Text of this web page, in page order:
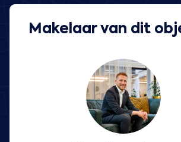
Makelaar van dit